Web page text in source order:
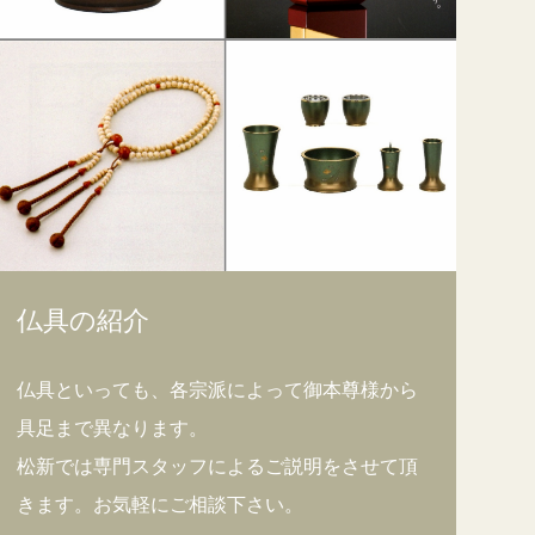
仏具の紹介
仏具といっても、各宗派によって御本尊様から
具足まで異なります。
松新では専門スタッフによるご説明をさせて頂
きます。お気軽にご相談下さい。